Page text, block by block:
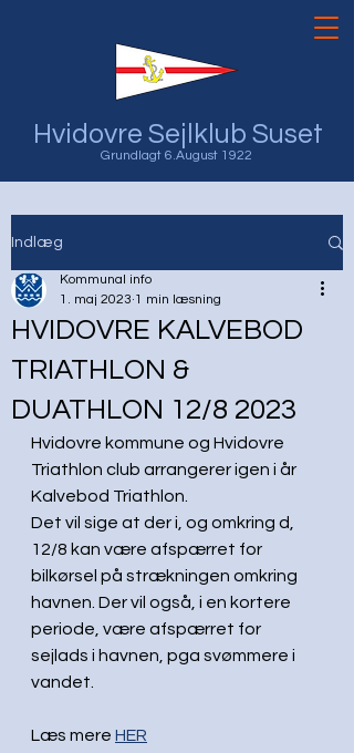
Hvidovre Sejlklub Suset
Grundlagt 6.August 1922
Indlæg
HVIDOVRE KALVEBOD
TRIATHLON &
DUATHLON 12/8 2023
Kommunal info
1. maj 2023 1 min læsning
Hvidovre kommune og Hvidovre
Triathlon club arrangerer igen i år
Kalvebod Triathlon.
Det vil sige at der i, og omkring d,
12/8 kan være afspærret for
bilkørsel på strækningen omkring
havnen. Der vil også, i en kortere
periode, være afspærret for
sejlads i havnen, pga svømmere i
vandet.
Læs mere HER